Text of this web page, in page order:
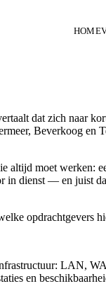
HOME
dat zich naar
Beverkoog
altijd moet
in dienst — en juist
opdrachtgevers
LAN,
en